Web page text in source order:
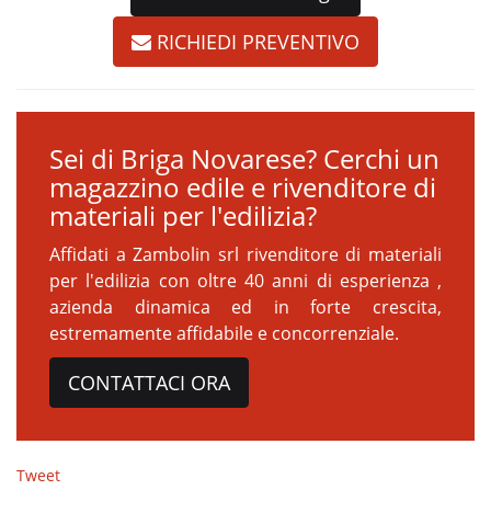
RICHIEDI PREVENTIVO
Sei di Briga Novarese? Cerchi un
magazzino edile e rivenditore di
materiali per l'edilizia?
Affidati a Zambolin srl rivenditore di materiali
per l'edilizia con oltre 40 anni di esperienza ,
azienda dinamica ed in forte crescita,
estremamente affidabile e concorrenziale.
CONTATTACI ORA
Tweet